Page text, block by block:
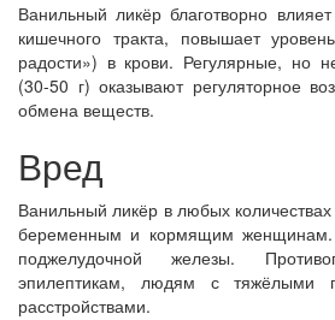
Ванильный ликёр благотворно
кишечного тракта, повышает
радости») в крови. Регулярные, но
(30-50 г) оказывают регуляторное
обмена веществ.
Вред
Ванильный ликёр в любых
беременным и кормящим
поджелудочной железы.
эпилептикам, людям с тяжёлыми
расстройствами.